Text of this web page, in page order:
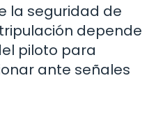
la seguridad de
depende
piloto para
ante señales